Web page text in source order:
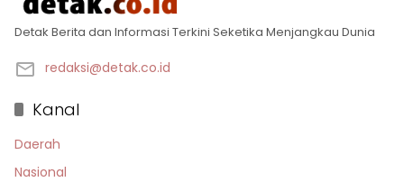
Detak Berita dan Informasi Terkini Seketika Menjangkau Dunia
redaksi@detak.co.id
Kanal
Daerah
Nasional